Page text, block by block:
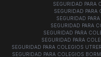
SEGURIDAD PARA
SEGURIDAD PARA
SEGURIDAD
SEGURIDAD PARA
SEGURIDAD PARA
SEGURIDAD PARA
SEGURIDAD PARA COLEGIOS
SEGURIDAD PARA COLEGIOS